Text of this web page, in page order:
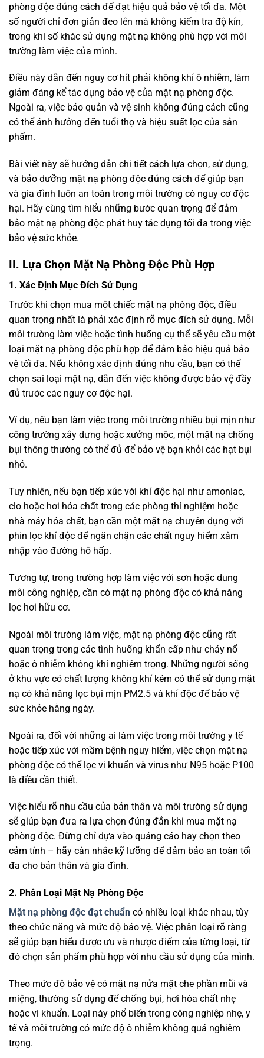
phòng độc đúng cách để đạt hiệu quả bảo vệ tối đa. Một
số người chỉ đơn giản đeo lên mà không kiểm tra độ kín,
trong khi số khác sử dụng mặt nạ không phù hợp với môi
trường làm việc của mình.
Điều này dẫn đến nguy cơ hít phải không khí ô nhiễm, làm
giảm đáng kể tác dụng bảo vệ của mặt nạ phòng độc.
Ngoài ra, việc bảo quản và vệ sinh không đúng cách cũng
có thể ảnh hưởng đến tuổi thọ và hiệu suất lọc của sản
phẩm.
Bài viết này sẽ hướng dẫn chi tiết cách lựa chọn, sử dụng,
và bảo dưỡng mặt nạ phòng độc đúng cách để giúp bạn
và gia đình luôn an toàn trong môi trường có nguy cơ độc
hại. Hãy cùng tìm hiểu những bước quan trọng để đảm
bảo mặt nạ phòng độc phát huy tác dụng tối đa trong việc
bảo vệ sức khỏe.
II. Lựa Chọn Mặt Nạ Phòng Độc Phù Hợp
1. Xác Định Mục Đích Sử Dụng
Trước khi chọn mua một chiếc mặt nạ phòng độc, điều
quan trọng nhất là phải xác định rõ mục đích sử dụng. Mỗi
môi trường làm việc hoặc tình huống cụ thể sẽ yêu cầu một
loại mặt nạ phòng độc phù hợp để đảm bảo hiệu quả bảo
vệ tối đa. Nếu không xác định đúng nhu cầu, bạn có thể
chọn sai loại mặt nạ, dẫn đến việc không được bảo vệ đầy
đủ trước các nguy cơ độc hại.
Ví dụ, nếu bạn làm việc trong môi trường nhiều bụi mịn như
công trường xây dựng hoặc xưởng mộc, một mặt nạ chống
bụi thông thường có thể đủ để bảo vệ bạn khỏi các hạt bụi
nhỏ.
Tuy nhiên, nếu bạn tiếp xúc với khí độc hại như amoniac,
clo hoặc hơi hóa chất trong các phòng thí nghiệm hoặc
nhà máy hóa chất, bạn cần một mặt nạ chuyên dụng với
phin lọc khí độc để ngăn chặn các chất nguy hiểm xâm
nhập vào đường hô hấp.
Tương tự, trong trường hợp làm việc với sơn hoặc dung
môi công nghiệp, cần có mặt nạ phòng độc có khả năng
lọc hơi hữu cơ.
Ngoài môi trường làm việc, mặt nạ phòng độc cũng rất
quan trọng trong các tình huống khẩn cấp như cháy nổ
hoặc ô nhiễm không khí nghiêm trọng. Những người sống
ở khu vực có chất lượng không khí kém có thể sử dụng mặt
nạ có khả năng lọc bụi mịn PM2.5 và khí độc để bảo vệ
sức khỏe hằng ngày.
Ngoài ra, đối với những ai làm việc trong môi trường y tế
hoặc tiếp xúc với mầm bệnh nguy hiểm, việc chọn mặt nạ
phòng độc có thể lọc vi khuẩn và virus như N95 hoặc P100
là điều cần thiết.
Việc hiểu rõ nhu cầu của bản thân và môi trường sử dụng
sẽ giúp bạn đưa ra lựa chọn đúng đắn khi mua mặt nạ
phòng độc. Đừng chỉ dựa vào quảng cáo hay chọn theo
cảm tính – hãy cân nhắc kỹ lưỡng để đảm bảo an toàn tối
đa cho bản thân và gia đình.
2. Phân Loại Mặt Nạ Phòng Độc
Mặt nạ phòng độc đạt chuẩn có nhiều loại khác nhau, tùy
theo chức năng và mức độ bảo vệ. Việc phân loại rõ ràng
sẽ giúp bạn hiểu được ưu và nhược điểm của từng loại, từ
đó chọn sản phẩm phù hợp với nhu cầu sử dụng của mình.
Theo mức độ bảo vệ có mặt nạ nửa mặt che phần mũi và
miệng, thường sử dụng để chống bụi, hơi hóa chất nhẹ
hoặc vi khuẩn. Loại này phổ biến trong công nghiệp nhẹ, y
tế và môi trường có mức độ ô nhiễm không quá nghiêm
trọng.